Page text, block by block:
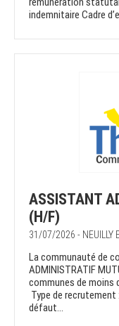
indemnitaire Cadre
ASSISTANT
(H/F)
31/07/2026 - NEUILLY
La communauté de
ADMINISTRATIF
communes de moins
Type de
défaut...